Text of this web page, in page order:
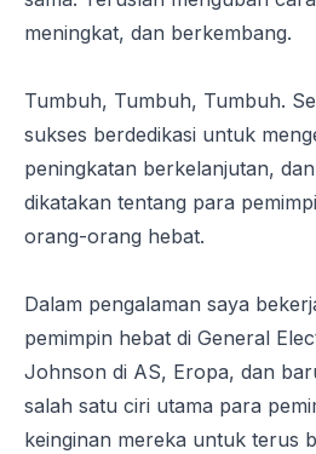
meningkat, dan berkembang.
Tumbuh, Tumbuh, Tumbuh.
sukses berdedikasi untuk
peningkatan berkelanjutan,
dikatakan tentang para
orang-orang hebat.
Dalam pengalaman saya
pemimpin hebat di General
Johnson di AS, Eropa, dan
salah satu ciri utama para
keinginan mereka untuk terus